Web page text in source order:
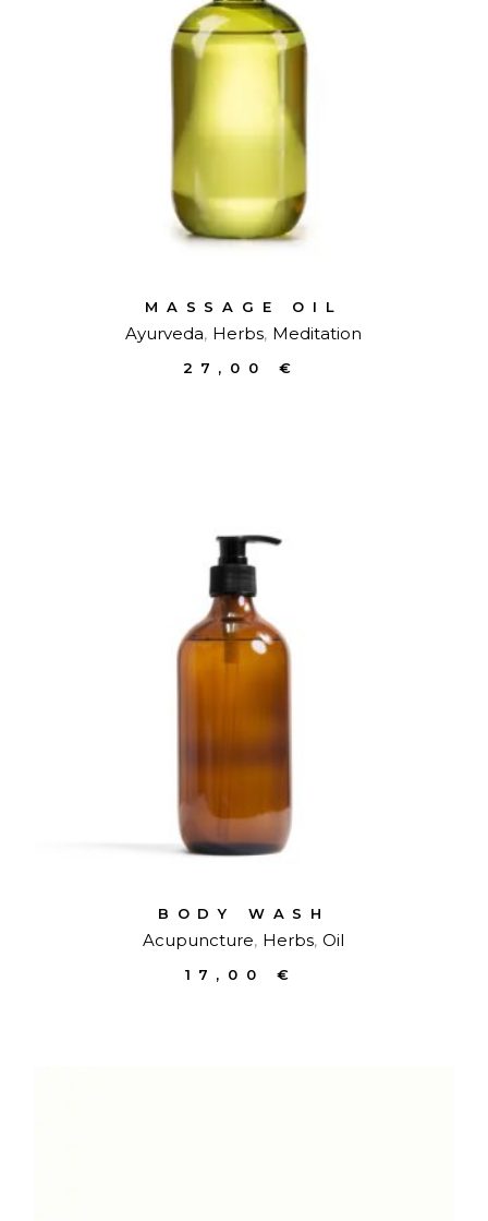
MASSAGE OIL
Ayurveda Herbs Meditation
27,00€
BODY WASH
Acupuncture Herbs Oil
17,00€